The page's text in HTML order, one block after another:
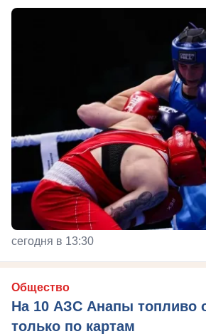
сегодня в 13:30
Общество
На 10 АЗС Анапы топливо
только по картам